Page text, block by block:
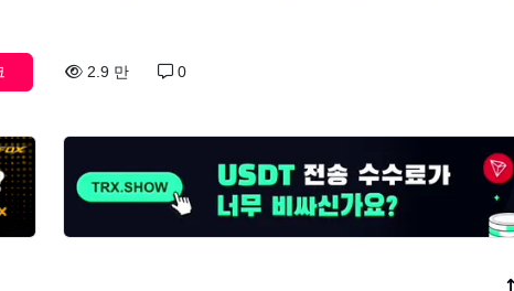
2.9 만 0